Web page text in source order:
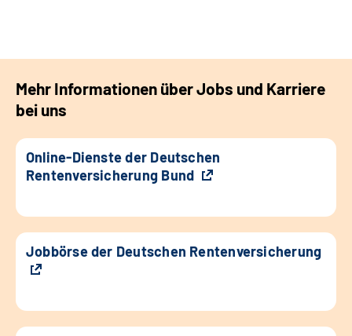
Mehr Informationen über Jobs und Karriere
bei uns
Online-Dienste der Deutschen
Rentenversicherung Bund
Jobbörse der Deutschen Rentenversicherung